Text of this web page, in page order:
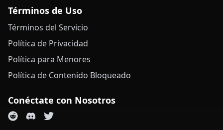
Términos de Uso
Términos del Servicio
Política de Privacidad
Política para Menores
Política de Contenido Bloqueado
Conéctate con Nosotros